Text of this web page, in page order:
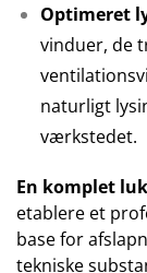
Optimeret
vinduer, de
naturligt
værkstedet.
En komplet
etablere et
base for
tekniske